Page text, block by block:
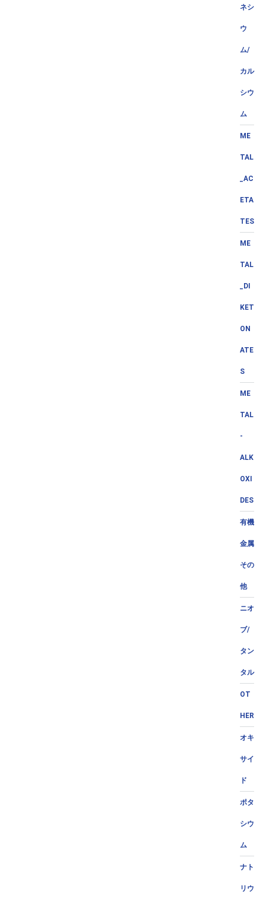
ネシ
ウ
ム/
カル
シウ
ム
ME
TAL
_AC
ETA
TES
ME
TAL
_DI
KET
ON
ATE
S
ME
TAL
-
ALK
OXI
DES
有機
金属
その
他
ニオ
ブ/
タン
タル
OT
HER
オキ
サイ
ド
ポタ
シウ
ム
ナト
リウ